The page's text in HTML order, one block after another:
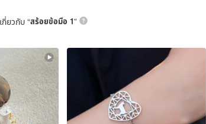
ยวกับ “สร้อยข้อมือ 1”